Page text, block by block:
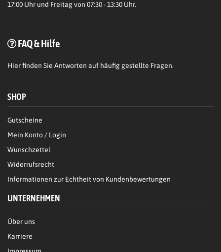
17:00 Uhr und Freitag von 07:30 - 13:30 Uhr.
FAQ & Hilfe
Hierfinden Sie Antworten auf häufig gestellte Fragen.
SHOP
Gutscheine
Mein Konto / Login
Wunschzettel
Widerrufsrecht
Informationen zur Echtheit von Kundenbewertungen
UNTERNEHMEN
Über uns
Karriere